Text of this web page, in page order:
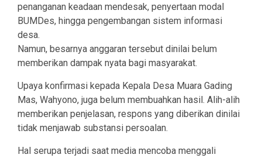
penanganan keadaan mendesak, penyertaan modal
BUMDes, hingga pengembangan sistem informasi
desa.
Namun, besarnya anggaran tersebut dinilai belum
memberikan dampak nyata bagi masyarakat.
Upaya konfirmasi kepada Kepala Desa Muara Gading
Mas, Wahyono, juga belum membuahkan hasil. Alih-alih
memberikan penjelasan, respons yang diberikan dinilai
tidak menjawab substansi persoalan.
Hal serupa terjadi saat media mencoba menggali